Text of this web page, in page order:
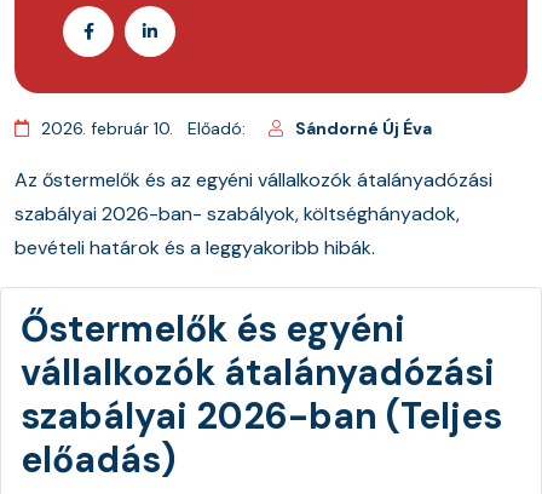
2026. február 10. Előadó: Sándorné Új Éva
Az őstermelők és az egyéni vállalkozók átalányadózási
szabályai 2026-ban- szabályok, költséghányadok,
bevételi határok és a leggyakoribb hibák.
Őstermelők és egyéni
vállalkozók átalányadózási
szabályai 2026-ban (Teljes
előadás)